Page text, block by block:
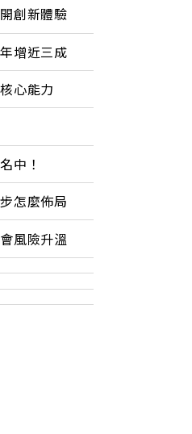
創新體驗
增近三成
心能力
中！
怎麼佈局
風險升溫